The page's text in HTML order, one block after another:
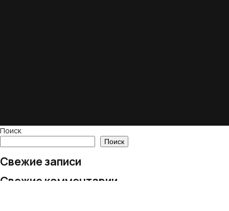
Поиск
Поиск
Свежие записи
Свежие комментарии